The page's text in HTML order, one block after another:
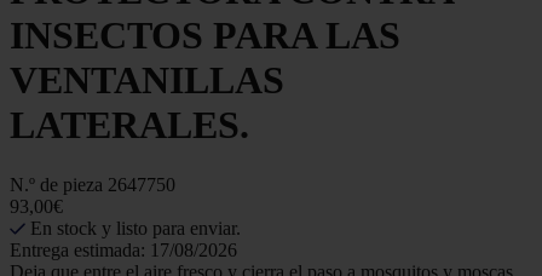
INSECTOS PARA LAS
VENTANILLAS
LATERALES.
N.º de pieza 2647750
93,00€
En stock y listo para enviar.
Entrega estimada: 17/08/2026
Deja que entre el aire fresco y cierra el paso a mosquitos y moscas